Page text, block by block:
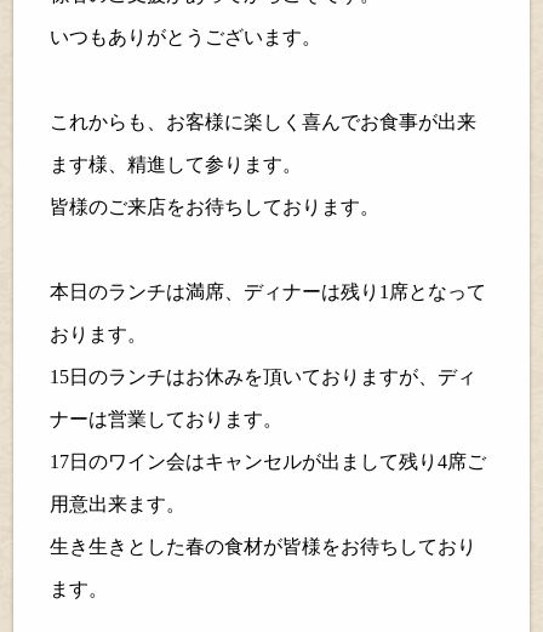
いつもありがとうございます。
これからも、お客様に楽しく喜んでお食事が出来
ます様、精進して参ります。
皆様のご来店をお待ちしております。
本日のランチは満席、ディナーは残り 1席となって
おります。
15日のランチはお休みを頂いておりますが、ディ
ナーは営業しております。
17日のワイン会はキャンセルが出まして残り4席ご
用意出来ます。
生き生きとした春の食材が皆様をお待ちしており
ます。